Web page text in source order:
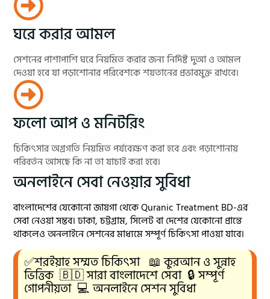
ঘরে করার আমল
সেশনের পাশাপাশি ঘরে নিয়মিত করার জন্য নির্দিষ্ট দুআ ও আমল
দেওয়া হবে যা পড়াশোনার পরিবেশকে শয়তানের প্রভাবমুক্ত রাখবে।
ফলো আপ ও মনিটরিং
চিকিৎসার অগ্রগতি নিয়মিত পর্যবেক্ষণ করা হবে এবং পড়াশোনায়
পরিবর্তন আসছে কি না তা যাচাই করা হবে।
অনলাইনে সেবা নেওয়ার সুবিধা
বাংলাদেশের যেকোনো জায়গা থেকে Quranic Treatment BD-এর
সেবা নেওয়া সম্ভব। ঢাকা, চট্টগ্রাম, সিলেট বা দেশের যেকোনো প্রান্তে
থাকলেও অনলাইনে সেশনের মাধ্যমে সম্পূর্ণ চিকিৎসা পাওয়া যাবে।
✅শরইয়াহ সম্মত চিকিৎসা 📖 কুরআন ও সুন্নাহ
ভিত্তিক 🇧🇩 সারা বাংলাদেশে সেবা 🔒 সম্পূর্ণ
গোপনীয়তা 💻 অনলাইনে সেশন সুবিধা